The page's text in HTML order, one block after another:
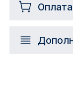
Оплата